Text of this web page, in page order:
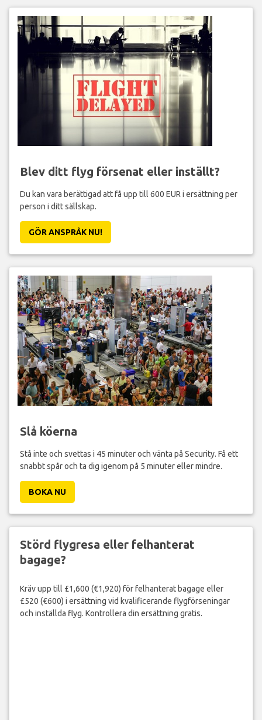
Blev ditt flyg försenat eller inställt?
Du kan vara berättigad att få upp till 600 EUR i ersättning per
person i ditt sällskap.
GÖR ANSPRÅK NU!
Slå köerna
Stå inte och svettas i 45 minuter och vänta på Security. Få ett
snabbt spår och ta dig igenom på 5 minuter eller mindre.
BOKA NU
Störd flygresa eller felhanterat
bagage?
Kräv upp till £1,600 (€1,920) för felhanterat bagage eller
£520 (€600) i ersättning vid kvalificerande flygförseningar
och inställda flyg. Kontrollera din ersättning gratis.